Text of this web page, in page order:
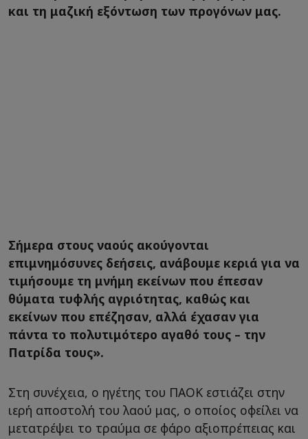
και τη μαζική εξόντωση των προγόνων μας.
Σήμερα στους ναούς ακούγονται
επιμνημόσυνες δεήσεις, ανάβουμε κεριά για να
τιμήσουμε τη μνήμη εκείνων που έπεσαν
θύματα τυφλής αγριότητας, καθώς και
εκείνων που επέζησαν, αλλά έχασαν για
πάντα το πολυτιμότερο αγαθό τους – την
Πατρίδα τους».
Στη συνέχεια, ο ηγέτης του ΠΑΟΚ εστιάζει στην
ιερή αποστολή του λαού μας, ο οποίος οφείλει να
μετατρέψει το τραύμα σε φάρο αξιοπρέπειας και